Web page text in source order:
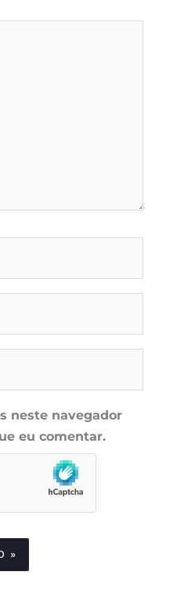
neste navegador
eu comentar.